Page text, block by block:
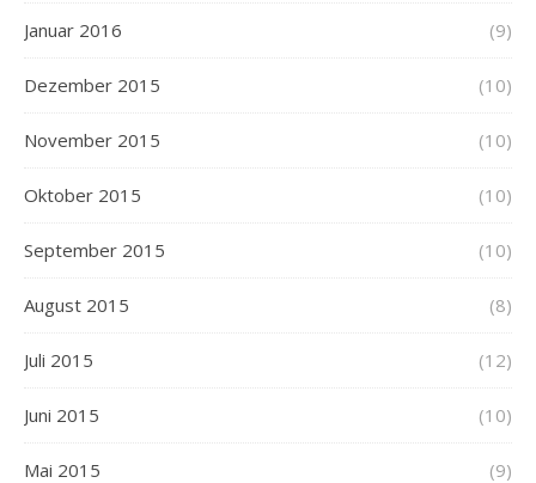
Januar 2016 (9)
Dezember 2015 (10)
November 2015 (10)
Oktober 2015 (10)
September 2015 (10)
August 2015 (8)
Juli 2015 (12)
Juni 2015 (10)
Mai 2015 (9)